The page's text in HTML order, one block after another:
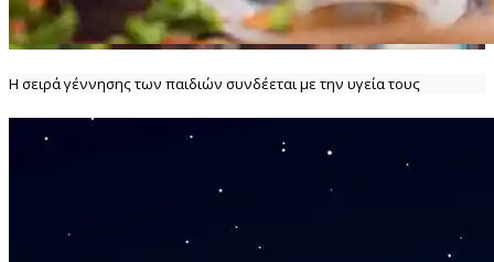
Η σειρά γέννησης των παιδιών συνδέεται με την υγεία τους